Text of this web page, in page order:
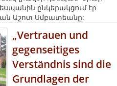
ընկերակցում էր
Աշոտ Սմբատեանը:
„Vertrauen und
gegenseitiges
Verständnis sind die
Grundlagen der